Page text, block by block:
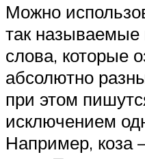
Можно
так
слова, которые
абсолютно
при этом
исключением
Например,